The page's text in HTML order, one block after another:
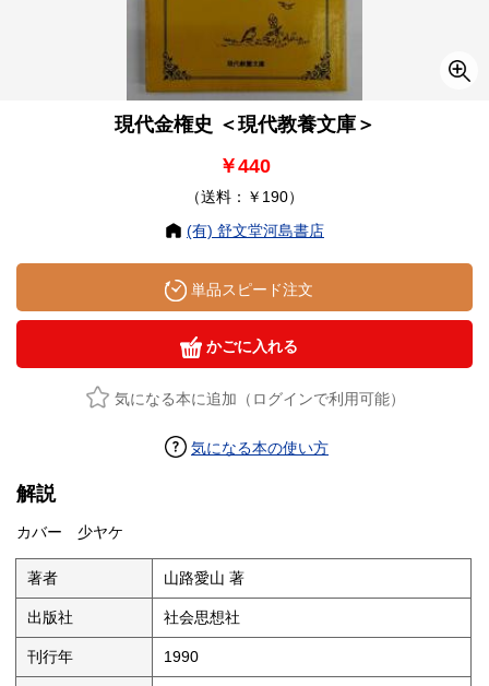
現代金権史 ＜現代教養文庫＞
￥440
（送料：￥190）
(有) 舒文堂河島書店
単品スピード注文
かごに入れる
気になる本に追加（ログインで利用可能）
気になる本の使い方
解説
カバー 少ヤケ
著者 山路愛山 著
出版社 社会思想社
刊行年 1990